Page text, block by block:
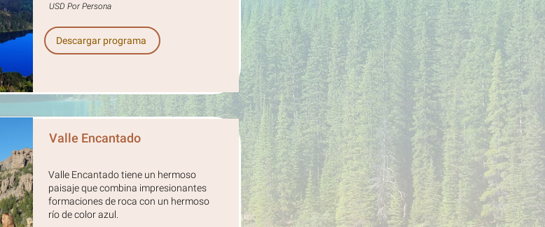
USD Por Persona
Descargar programa
Valle Encantado
Valle Encantado tiene un hermoso
paisaje que combina impresionantes
formaciones de roca con un hermoso
río de color azul.